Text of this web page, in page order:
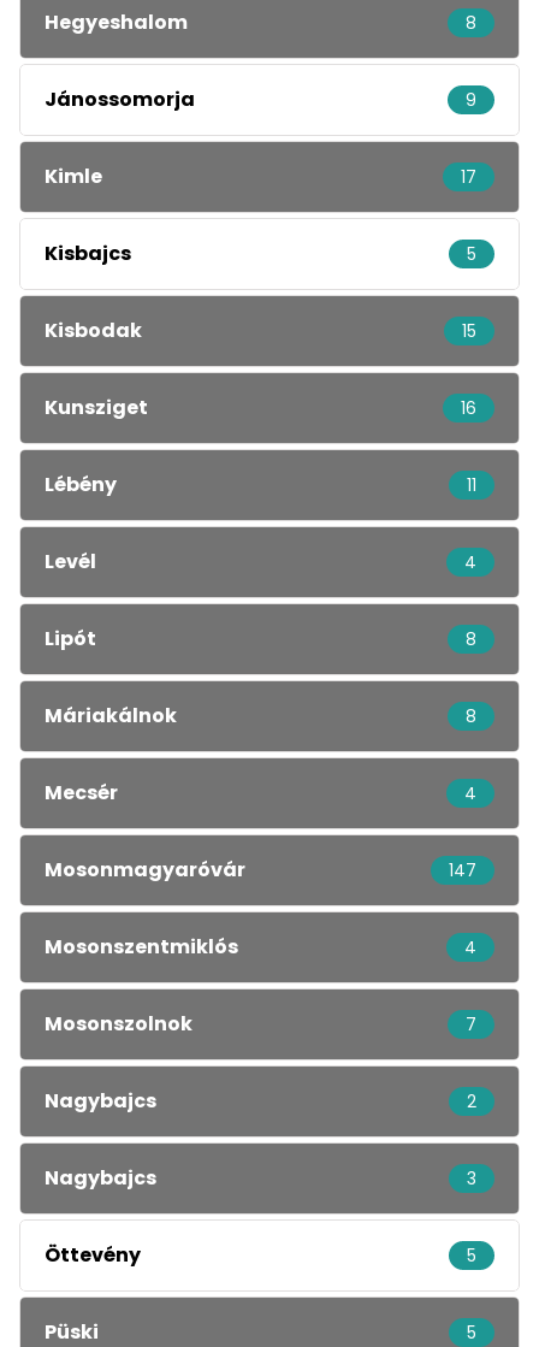
Hegyeshalom 8
Jánossomorja 9
Kimle 17
Kisbajcs 5
Kisbodak 15
Kunsziget 16
Lébény 11
Levél 4
Lipót 8
Máriakálnok 8
Mecsér 4
Mosonmagyaróvár 147
Mosonszentmiklós 4
Mosonszolnok 7
Nagybajcs 2
Nagybajcs 3
Öttevény 5
Püski 5